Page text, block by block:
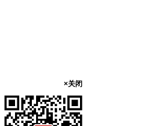
×关闭